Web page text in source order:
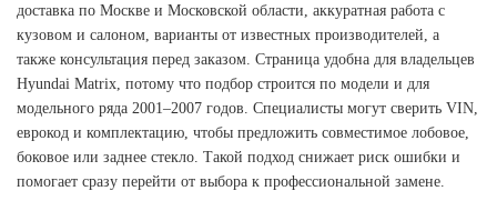
доставка по Москве и Московской области, аккуратная работа с
кузовом и салоном, варианты от известных производителей, а
также консультация перед заказом. Страница удобна для владельцев
Hyundai Matrix, потому что подбор строится по модели и для
модельного ряда 2001–2007 годов. Специалисты могут сверить VIN,
еврокод и комплектацию, чтобы предложить совместимое лобовое,
боковое или заднее стекло. Такой подход снижает риск ошибки и
помогает сразу перейти от выбора к профессиональной замене.